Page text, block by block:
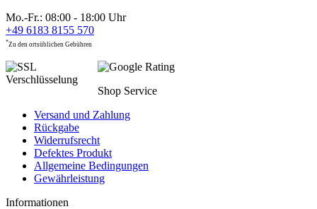
Mo.-Fr.: 08:00 - 18:00 Uhr
+49 6183 8155 570
*Zu den ortsüblichen Gebühren
Shop Service
Versand und Zahlung
Rückgabe
Widerrufsrecht
Defektes Produkt
Allgemeine Bedingungen
Gewährleistung
Informationen